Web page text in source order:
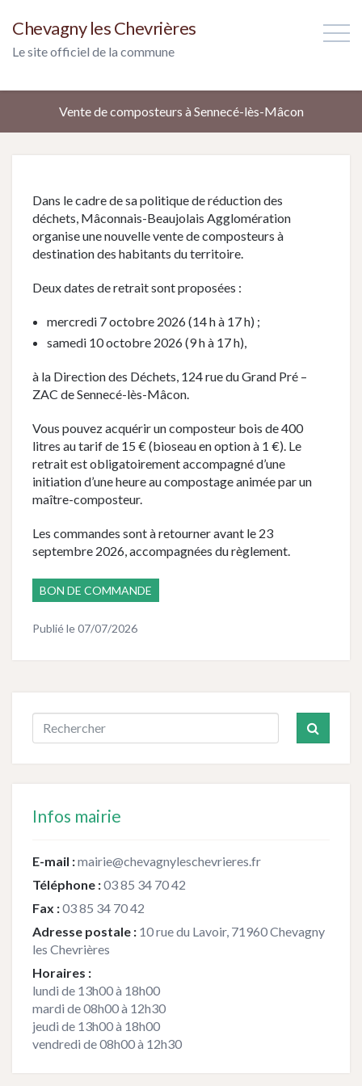
Chevagny les Chevrières
Le site officiel de la commune
Vente de composteurs à Sennecé-lès-Mâcon
Dans le cadre de sa politique de réduction des
déchets, Mâconnais-Beaujolais Agglomération
organise une nouvelle vente de composteurs à
destination des habitants du territoire.
Deux dates de retrait sont proposées :
mercredi 7 octobre 2026 (14 h à 17 h) ;
samedi 10 octobre 2026 (9 h à 17 h),
à la Direction des Déchets, 124 rue du Grand Pré –
ZAC de Sennecé-lès-Mâcon.
Vous pouvez acquérir un composteur bois de 400
litres au tarif de 15 € (bioseau en option à 1 €). Le
retrait est obligatoirement accompagné d’une
initiation d’une heure au compostage animée par un
maître-composteur.
Les commandes sont à retourner avant le 23
septembre 2026, accompagnées du règlement.
BON DE COMMANDE
Publié le07/07/2026
Infos mairie
E-mail :mairie@chevagnyleschevrieres.fr
Téléphone :03 85 34 70 42
Fax :03 85 34 70 42
Adresse postale : 10 rue du Lavoir, 71960 Chevagny
les Chevrières
Horaires :
lundi de 13h00 à 18h00
mardi de 08h00 à 12h30
jeudi de 13h00 à 18h00
vendredi de 08h00 à 12h30